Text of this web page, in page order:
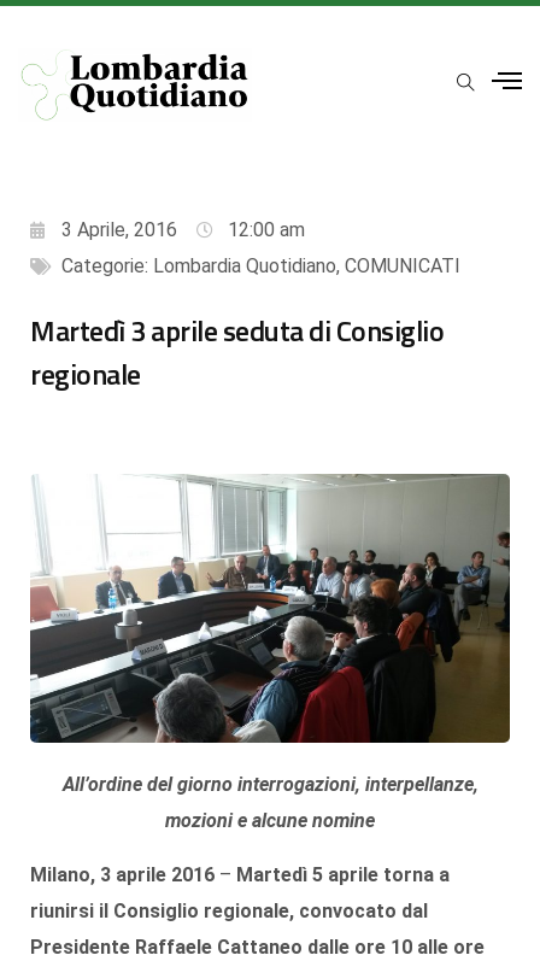
3 Aprile, 2016
12:00 am
Categorie: Lombardia Quotidiano, COMUNICATI
Martedì 3 aprile seduta di Consiglio
regionale
All’ordine del giorno interrogazioni, interpellanze,
mozioni e alcune nomine
Milano, 3 aprile 2016 – Martedì 5 aprile torna a
riunirsi il Consiglio regionale, convocato dal
Presidente Raffaele Cattaneo dalle ore 10 alle ore